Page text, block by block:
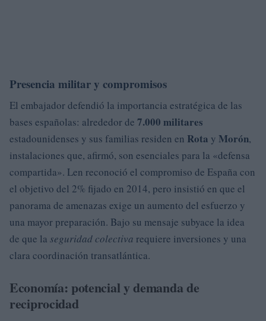
Presencia militar y compromisos
El embajador defendió la importancia estratégica de las
bases españolas: alrededor de 7.000 militares
estadounidenses y sus familias residen en Rota y Morón,
instalaciones que, afirmó, son esenciales para la «defensa
compartida». Len reconoció el compromiso de España con
el objetivo del 2% fijado en 2014, pero insistió en que el
panorama de amenazas exige un aumento del esfuerzo y
una mayor preparación. Bajo su mensaje subyace la idea
de que la seguridad colectiva requiere inversiones y una
clara coordinación transatlántica.
Economía: potencial y demanda de
reciprocidad